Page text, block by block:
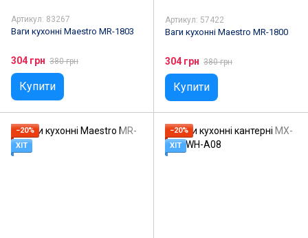
Артикул: 83267
Ваги кухонні Maestro MR-1803
304 грн 380 грн
Купити
Артикул: 57422
Ваги кухонні Maestro MR-1800
304 грн 380 грн
Купити
−20%
ХІТ
−20%
ХІТ